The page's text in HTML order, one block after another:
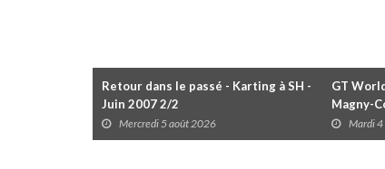
Retour dans le passé - Karting à SH -
Juin 2007 2/2
Mercredi 5 août 2026
GT
Magny-
Mardi